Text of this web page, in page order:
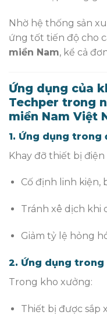
Nhờ hệ thống sản
ứng tốt tiến độ cho
miền Nam, kể cả
Ứng dụng của
Techper trong
miền Nam Việt
1. Ứng dụng
Khay đỡ thiết bị điện
Cố định linh kiện,
Tránh xê dịch khi
Giảm tỷ lệ hỏng
2. Ứng dụng trong
Trong kho xưởng:
Thiết bị được sắp